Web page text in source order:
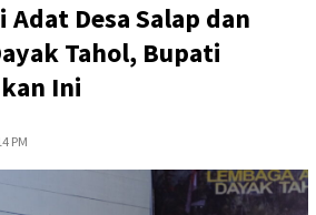
Desa Salap dan
Tahol, Bupati
Ini
PM